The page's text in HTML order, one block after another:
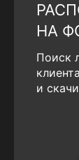
НА
Поиск
и